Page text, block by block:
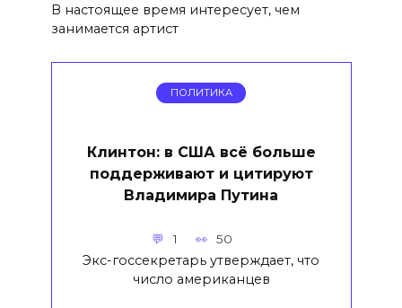
В настоящее время интересует, чем
занимается артист
ПОЛИТИКА
Клинтон: в США всё больше
поддерживают и цитируют
Владимира Путина
1 50
Экс-госсекретарь утверждает, что
число американцев